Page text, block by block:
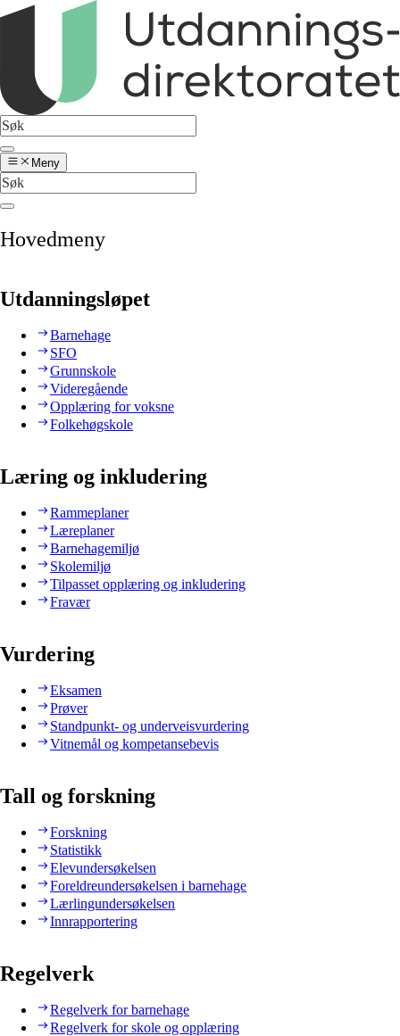
Meny
Hovedmeny
Utdanningsløpet
Barnehage
SFO
Grunnskole
Videregående
Opplæring for voksne
Folkehøgskole
Læring og inkludering
Rammeplaner
Læreplaner
Barnehagemiljø
Skolemiljø
Tilpasset opplæring og inkludering
Fravær
Vurdering
Eksamen
Prøver
Standpunkt- og underveisvurdering
Vitnemål og kompetansebevis
Tall og forskning
Forskning
Statistikk
Elevundersøkelsen
Foreldreundersøkelsen i barnehage
Lærlingundersøkelsen
Innrapportering
Regelverk
Regelverk for barnehage
Regelverk for skole og opplæring